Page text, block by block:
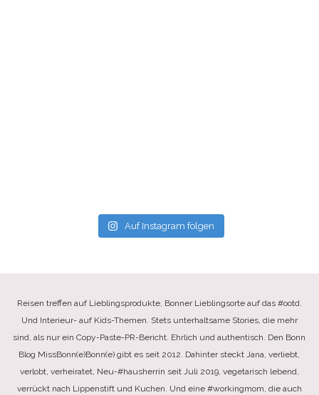
Auf Instagram folgen
Reisen treffen auf Lieblingsprodukte, Bonner Lieblingsorte auf das #ootd.
Und Interieur- auf Kids-Themen. Stets unterhaltsame Stories, die mehr
sind, als nur ein Copy-Paste-PR-Bericht. Ehrlich und authentisch. Den Bonn
Blog MissBonn(e)Bonn(e) gibt es seit 2012. Dahinter steckt Jana, verliebt,
verlobt, verheiratet, Neu-#hausherrin seit Juli 2019, vegetarisch lebend,
verrückt nach Lippenstift und Kuchen. Und eine #workingmom, die auch